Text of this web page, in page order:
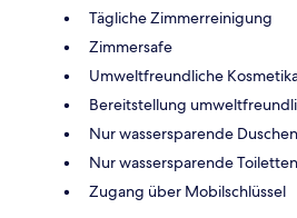
Tägliche Zimmerreinigung
Zimmersafe
Umweltfreundliche
Bereitstellung
Nur wassersparende Duschen
Nur wassersparende Toiletten
Zugang über Mobilschlüssel